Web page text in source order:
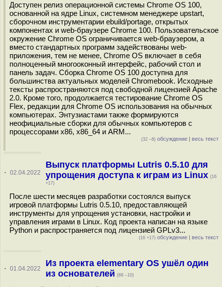
Доступен релиз операционной системы Chrome OS 100,
основанной на ядре Linux, системном менеджере upstart,
сборочном инструментарии ebuild/portage, открытых
компонентах и web-браузере Chrome 100. Пользовательское
окружение Chrome OS ограничивается web-браузером, а
вместо стандартных программ задействованы web-
приложения, тем не менее, Chrome OS включает в себя
полноценный многооконный интерфейс, рабочий стол и
панель задач. Сборка Chrome OS 100 доступна для
большинства актуальных моделей Chromebook. Исходные
тексты распространяются под свободной лицензией Apache
2.0. Кроме того, продолжается тестирование Chrome OS
Flex, редакции для Chrome OS использования на обычных
компьютерах. Энтузиастами также формируются
неофициальные сборки для обычных компьютеров с
процессорами x86, x86_64 и ARM...
(32 –8) обсуждение | весь текст
· 02.04.2022
Выпуск платформы Lutris 0.5.10 для
упрощения доступа к играм из Linux (16
+17)
После шести месяцев разработки состоялся выпуск
игровой платформы Lutris 0.5.10, предоставляющей
инструменты для упрощения установки, настройки и
управления играми в Linux. Код проекта написан на языке
Python и распространяется под лицензией GPLv3...
(16 +17) обсуждение | весь текст
· 01.04.2022
Из проекта elementary OS ушёл один
из основателей (69 –10)